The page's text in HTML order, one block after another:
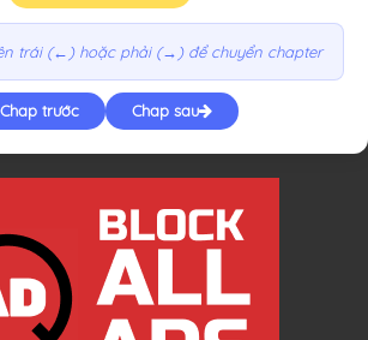
trái (←) hoặc phải (→) để chuyển chapter
Chap trước Chap sau